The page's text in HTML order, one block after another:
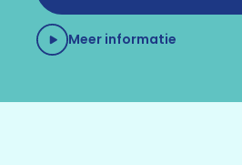
Meer informatie